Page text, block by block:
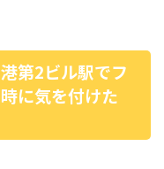
第2ビル駅でフ
に気を付けた